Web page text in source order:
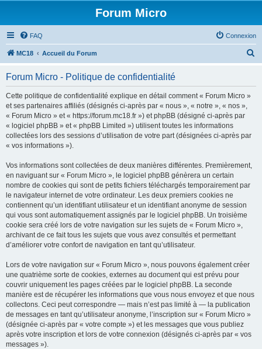
Forum Micro
FAQ Connexion
MC18 Accueil du Forum
Forum Micro - Politique de confidentialité
Cette politique de confidentialité explique en détail comment « Forum Micro »
et ses partenaires affiliés (désignés ci-après par « nous », « notre », « nos »,
« Forum Micro » et « https://forum.mc18.fr ») et phpBB (désigné ci-après par
« logiciel phpBB » et « phpBB Limited ») utilisent toutes les informations
collectées lors des sessions d’utilisation de votre part (désignées ci-après par
« vos informations »).
Vos informations sont collectées de deux manières différentes. Premièrement,
en naviguant sur « Forum Micro », le logiciel phpBB génèrera un certain
nombre de cookies qui sont de petits fichiers téléchargés temporairement par
le navigateur internet de votre ordinateur. Les deux premiers cookies ne
contiennent qu’un identifiant utilisateur et un identifiant anonyme de session
qui vous sont automatiquement assignés par le logiciel phpBB. Un troisième
cookie sera créé lors de votre navigation sur les sujets de « Forum Micro »,
archivant de ce fait tous les sujets que vous avez consultés et permettant
d’améliorer votre confort de navigation en tant qu’utilisateur.
Lors de votre navigation sur « Forum Micro », nous pouvons également créer
une quatrième sorte de cookies, externes au document qui est prévu pour
couvrir uniquement les pages créées par le logiciel phpBB. La seconde
manière est de récupérer les informations que vous nous envoyez et que nous
collectons. Ceci peut correspondre — mais n’est pas limité à — la publication
de messages en tant qu’utilisateur anonyme, l’inscription sur « Forum Micro »
(désignée ci-après par « votre compte ») et les messages que vous publiez
après votre inscription et lors de votre connexion (désignés ci-après par « vos
messages »).